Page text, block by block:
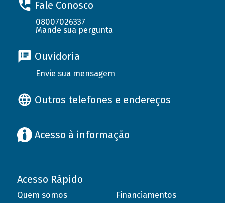
Fale Conosco
08007026337
Mande sua pergunta
Ouvidoria
Envie sua mensagem
Outros telefones e endereços
Acesso à informação
Acesso Rápido
Quem somos
Financiamentos